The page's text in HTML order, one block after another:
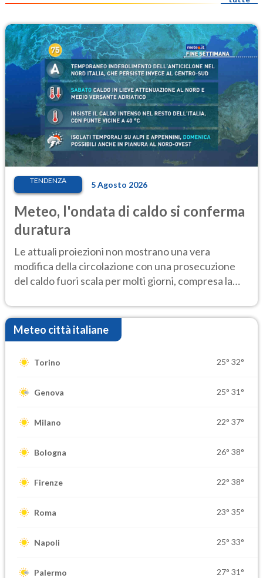
TENDENZA 5 Agosto 2026
Meteo, l'ondata di caldo si conferma
duratura
Le attuali proiezioni non mostrano una vera
modifica della circolazione con una prosecuzione
del caldo fuori scala per molti giorni, compresa la
Meteo città italiane
Torino 25° 32°
Genova 25° 31°
Milano 22° 37°
Bologna 26° 38°
Firenze 22° 38°
Roma 23° 35°
Napoli 25° 33°
Palermo 27° 31°